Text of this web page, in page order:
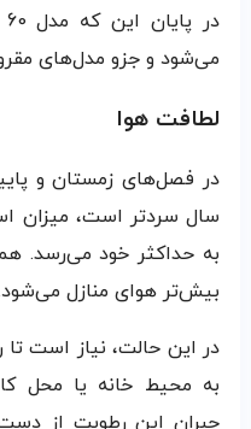
می‌شود و جزو مدل‌های
لطافت هوا
در فصل‌های زمستان و
سال سردتر است، میزان
به حداکثر خود می‌رسد.
بیش‌تر هوای منازل
در این حالت، نیاز است
به محیط خانه‌ یا محل کار
جبران این رطوبت از